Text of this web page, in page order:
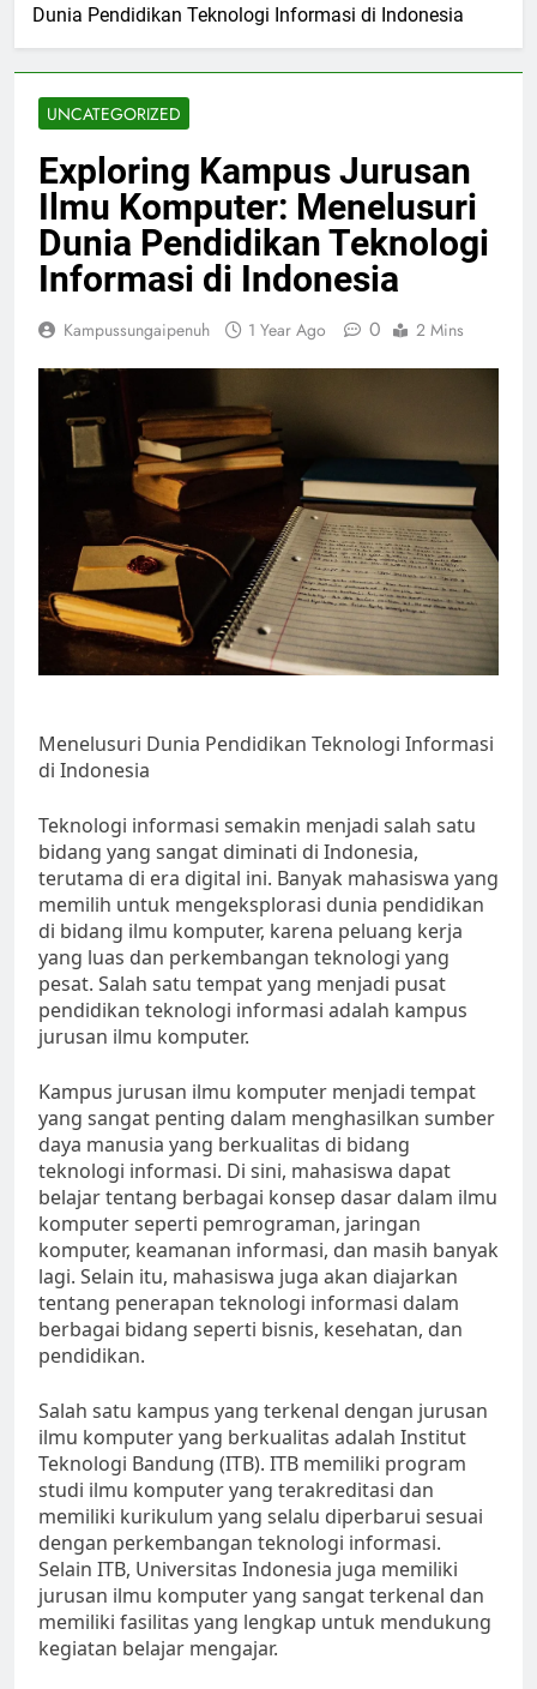
Dunia Pendidikan Teknologi Informasi di Indonesia
UNCATEGORIZED
Exploring Kampus Jurusan
Ilmu Komputer: Menelusuri
Dunia Pendidikan Teknologi
Informasi di Indonesia
Kampussungaipenuh 1 Year Ago 0 2 Mins
Menelusuri Dunia Pendidikan Teknologi Informasi
di Indonesia
Teknologi informasi semakin menjadi salah satu
bidang yang sangat diminati di Indonesia,
terutama di era digital ini. Banyak mahasiswa yang
memilih untuk mengeksplorasi dunia pendidikan
di bidang ilmu komputer, karena peluang kerja
yang luas dan perkembangan teknologi yang
pesat. Salah satu tempat yang menjadi pusat
pendidikan teknologi informasi adalah kampus
jurusan ilmu komputer.
Kampus jurusan ilmu komputer menjadi tempat
yang sangat penting dalam menghasilkan sumber
daya manusia yang berkualitas di bidang
teknologi informasi. Di sini, mahasiswa dapat
belajar tentang berbagai konsep dasar dalam ilmu
komputer seperti pemrograman, jaringan
komputer, keamanan informasi, dan masih banyak
lagi. Selain itu, mahasiswa juga akan diajarkan
tentang penerapan teknologi informasi dalam
berbagai bidang seperti bisnis, kesehatan, dan
pendidikan.
Salah satu kampus yang terkenal dengan jurusan
ilmu komputer yang berkualitas adalah Institut
Teknologi Bandung (ITB). ITB memiliki program
studi ilmu komputer yang terakreditasi dan
memiliki kurikulum yang selalu diperbarui sesuai
dengan perkembangan teknologi informasi.
Selain ITB, Universitas Indonesia juga memiliki
jurusan ilmu komputer yang sangat terkenal dan
memiliki fasilitas yang lengkap untuk mendukung
kegiatan belajar mengajar.